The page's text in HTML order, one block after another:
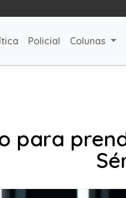
Policial Colunas
para